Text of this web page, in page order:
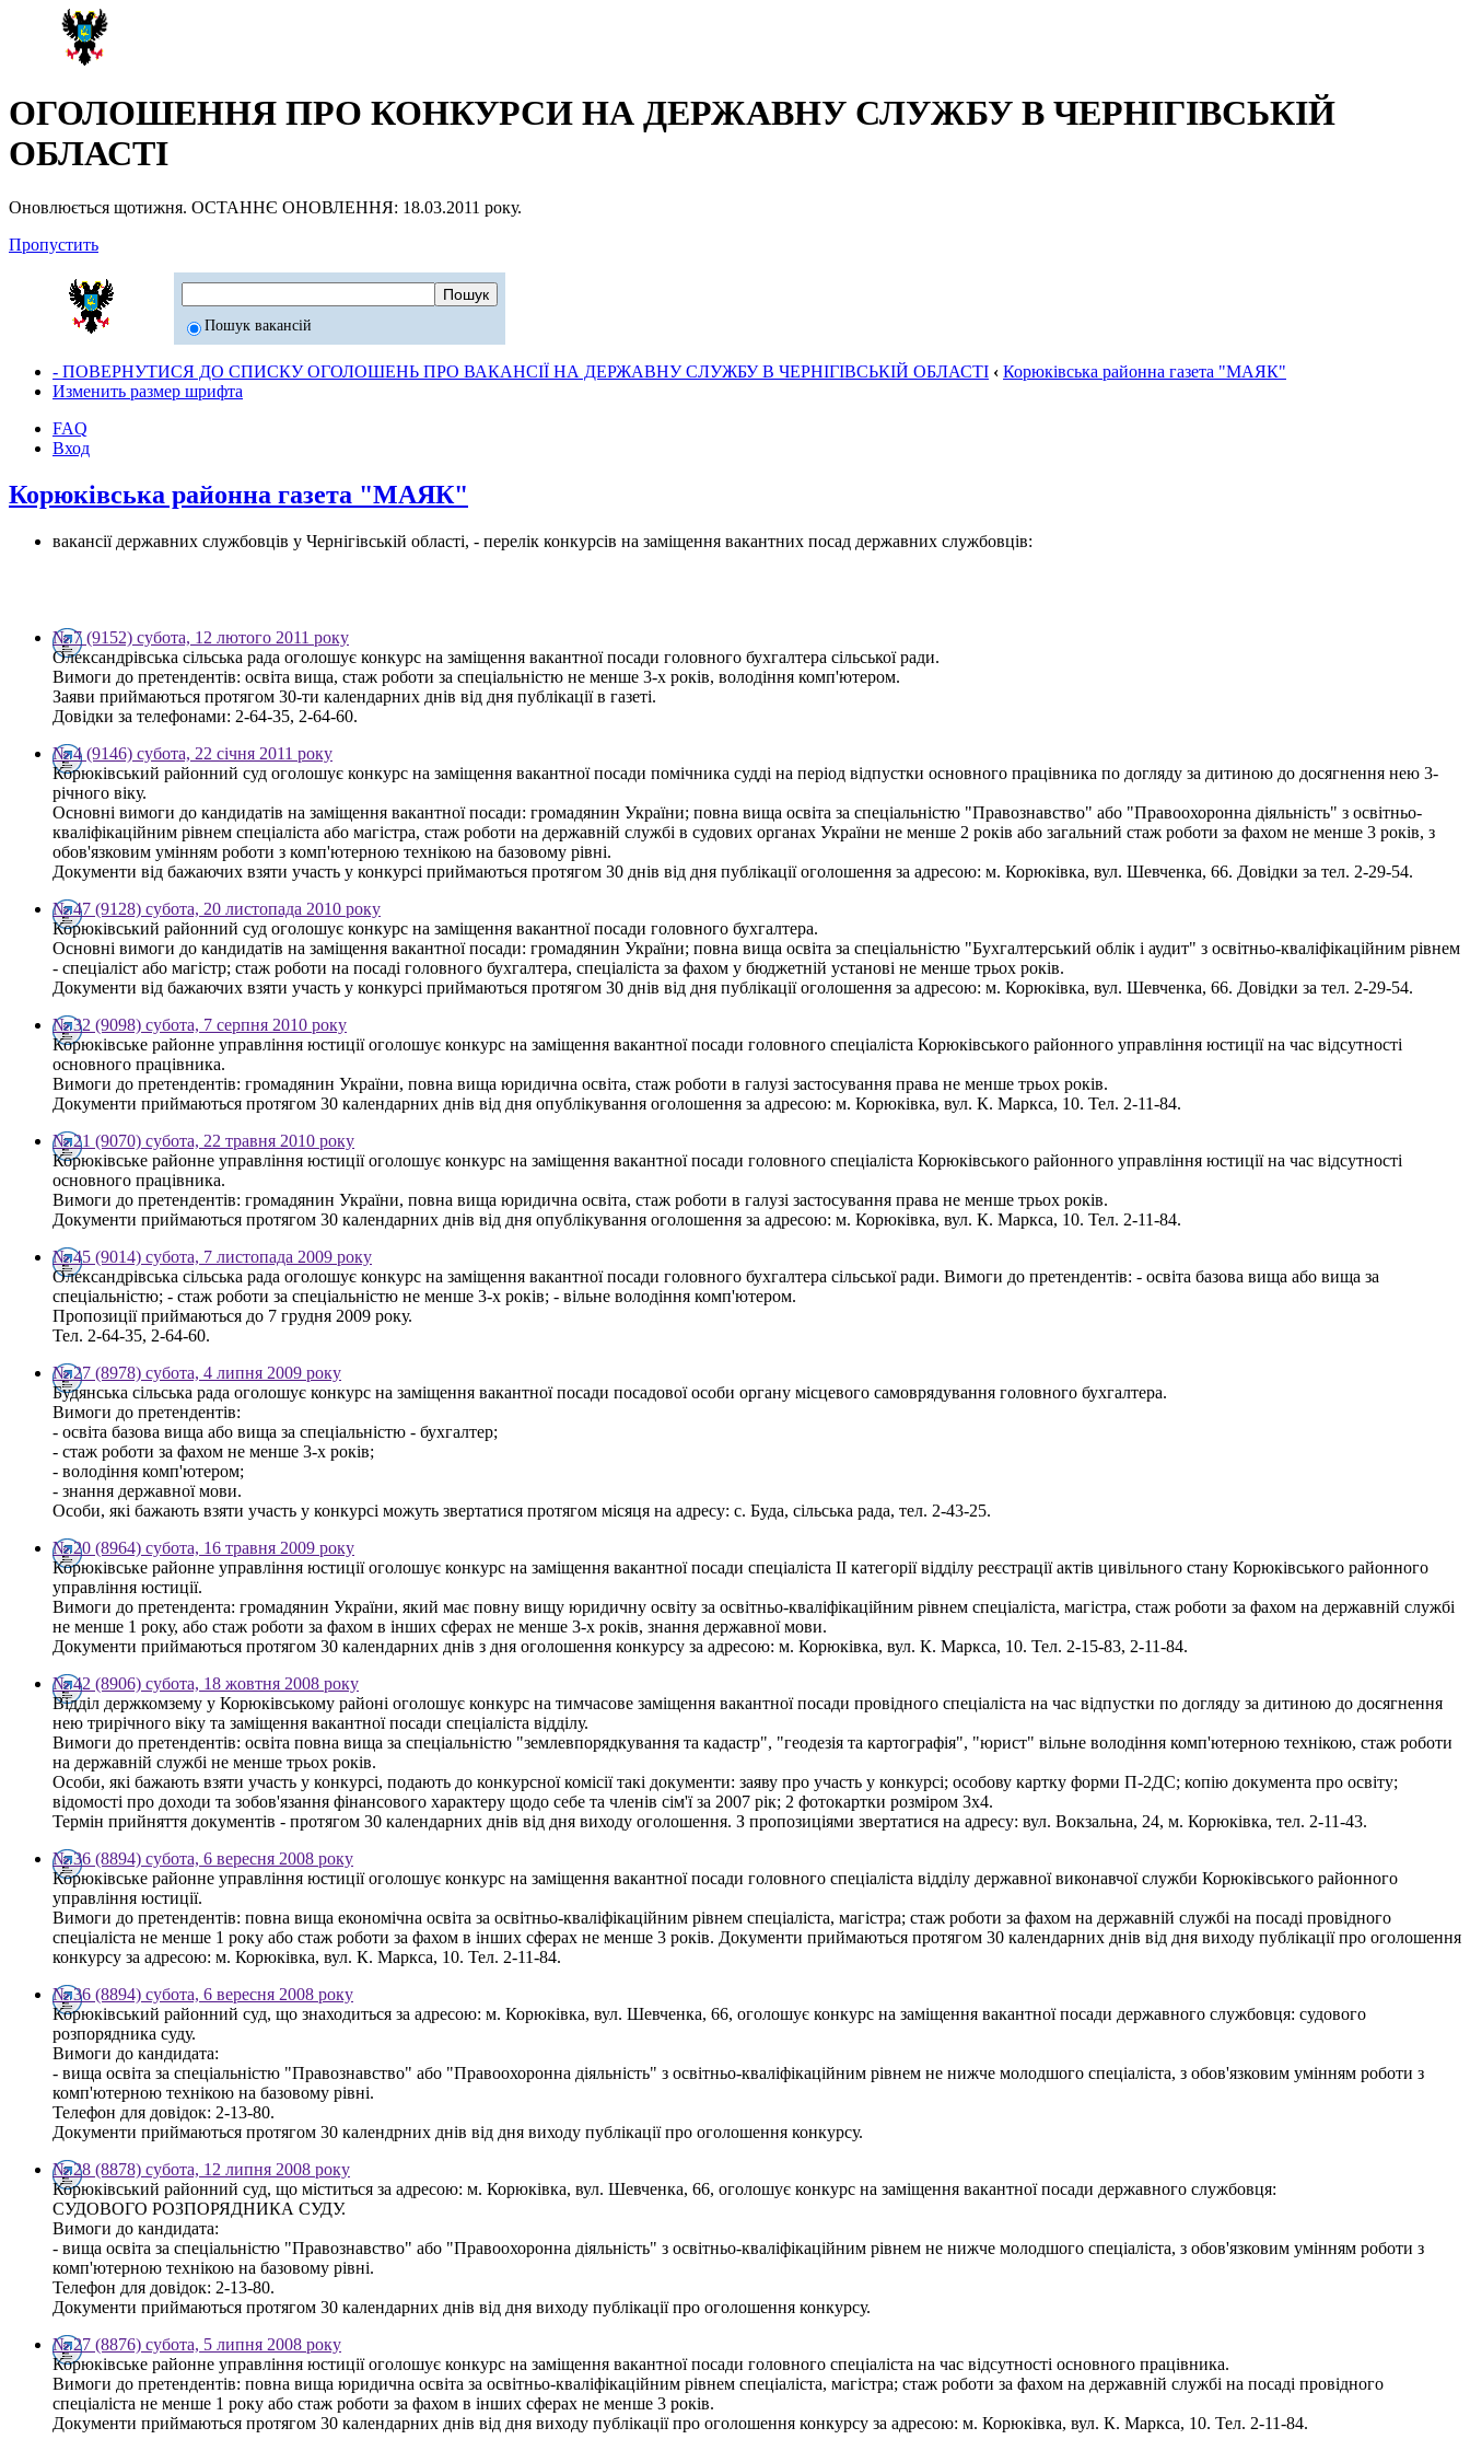
ОГОЛОШЕННЯ ПРО КОНКУРСИ НА ДЕРЖАВНУ СЛУЖБУ В ЧЕРНІГІВСЬКІЙ
ОБЛАСТІ
Оновлюється щотижня. ОСТАННЄ ОНОВЛЕННЯ: 18.03.2011 року.
Пропустить
Пошук вакансій
- ПОВЕРНУТИСЯ ДО СПИСКУ ОГОЛОШЕНЬ ПРО ВАКАНСІЇ НА ДЕРЖАВНУ СЛУЖБУ В ЧЕРНІГІВСЬКІЙ ОБЛАСТІ ‹ Корюківська районна газета "МАЯК"
Изменить размер шрифта
FAQ
Вход
Корюківська районна газета "МАЯК"
вакансії державних службовців у Чернігівській області, - перелік конкурсів на заміщення вакантних посад державних службовців:
№ 7 (9152) субота, 12 лютого 2011 року
Олександрівська сільська рада оголошує конкурс на заміщення вакантної посади головного бухгалтера сільської ради.
Вимоги до претендентів: освіта вища, стаж роботи за спеціальністю не менше 3-х років, володіння комп'ютером.
Заяви приймаються протягом 30-ти календарних днів від дня публікації в газеті.
Довідки за телефонами: 2-64-35, 2-64-60.
№ 4 (9146) субота, 22 січня 2011 року
Корюківський районний суд оголошує конкурс на заміщення вакантної посади помічника судді на період відпустки основного працівника по догляду за дитиною до досягнення нею 3-
річного віку.
Основні вимоги до кандидатів на заміщення вакантної посади: громадянин України; повна вища освіта за спеціальністю "Правознавство" або "Правоохоронна діяльність" з освітньо-
кваліфікаційним рівнем спеціаліста або магістра, стаж роботи на державній службі в судових органах України не менше 2 років або загальний стаж роботи за фахом не менше 3 років, з
обов'язковим умінням роботи з комп'ютерною технікою на базовому рівні.
Документи від бажаючих взяти участь у конкурсі приймаються протягом 30 днів від дня публікації оголошення за адресою: м. Корюківка, вул. Шевченка, 66. Довідки за тел. 2-29-54.
№ 47 (9128) субота, 20 листопада 2010 року
Корюківський районний суд оголошує конкурс на заміщення вакантної посади головного бухгалтера.
Основні вимоги до кандидатів на заміщення вакантної посади: громадянин України; повна вища освіта за спеціальністю "Бухгалтерський облік і аудит" з освітньо-кваліфікаційним рівнем
- спеціаліст або магістр; стаж роботи на посаді головного бухгалтера, спеціаліста за фахом у бюджетній установі не менше трьох років.
Документи від бажаючих взяти участь у конкурсі приймаються протягом 30 днів від дня публікації оголошення за адресою: м. Корюківка, вул. Шевченка, 66. Довідки за тел. 2-29-54.
№ 32 (9098) субота, 7 серпня 2010 року
Корюківське районне управління юстиції оголошує конкурс на заміщення вакантної посади головного спеціаліста Корюківського районного управління юстиції на час відсутності
основного працівника.
Вимоги до претендентів: громадянин України, повна вища юридична освіта, стаж роботи в галузі застосування права не менше трьох років.
Документи приймаються протягом 30 календарних днів від дня опублікування оголошення за адресою: м. Корюківка, вул. К. Маркса, 10. Тел. 2-11-84.
№ 21 (9070) субота, 22 травня 2010 року
Корюківське районне управління юстиції оголошує конкурс на заміщення вакантної посади головного спеціаліста Корюківського районного управління юстиції на час відсутності
основного працівника.
Вимоги до претендентів: громадянин України, повна вища юридична освіта, стаж роботи в галузі застосування права не менше трьох років.
Документи приймаються протягом 30 календарних днів від дня опублікування оголошення за адресою: м. Корюківка, вул. К. Маркса, 10. Тел. 2-11-84.
№ 45 (9014) субота, 7 листопада 2009 року
Олександрівська сільська рада оголошує конкурс на заміщення вакантної посади головного бухгалтера сільської ради. Вимоги до претендентів: - освіта базова вища або вища за
спеціальністю; - стаж роботи за спеціальністю не менше 3-х років; - вільне володіння комп'ютером.
Пропозиції приймаються до 7 грудня 2009 року.
Тел. 2-64-35, 2-64-60.
№ 27 (8978) субота, 4 липня 2009 року
Будянська сільська рада оголошує конкурс на заміщення вакантної посади посадової особи органу місцевого самоврядування головного бухгалтера.
Вимоги до претендентів:
- освіта базова вища або вища за спеціальністю - бухгалтер;
- стаж роботи за фахом не менше 3-х років;
- володіння комп'ютером;
- знання державної мови.
Особи, які бажають взяти участь у конкурсі можуть звертатися протягом місяця на адресу: с. Буда, сільська рада, тел. 2-43-25.
№ 20 (8964) субота, 16 травня 2009 року
Корюківське районне управління юстиції оголошує конкурс на заміщення вакантної посади спеціаліста ІІ категорії відділу реєстрації актів цивільного стану Корюківського районного
управління юстиції.
Вимоги до претендента: громадянин України, який має повну вищу юридичну освіту за освітньо-кваліфікаційним рівнем спеціаліста, магістра, стаж роботи за фахом на державній службі
не менше 1 року, або стаж роботи за фахом в інших сферах не менше 3-х років, знання державної мови.
Документи приймаються протягом 30 календарних днів з дня оголошення конкурсу за адресою: м. Корюківка, вул. К. Маркса, 10. Тел. 2-15-83, 2-11-84.
№ 42 (8906) субота, 18 жовтня 2008 року
Відділ держкомзему у Корюківському районі оголошує конкурс на тимчасове заміщення вакантної посади провідного спеціаліста на час відпустки по догляду за дитиною до досягнення
нею трирічного віку та заміщення вакантної посади спеціаліста відділу.
Вимоги до претендентів: освіта повна вища за спеціальністю "землевпорядкування та кадастр", "геодезія та картографія", "юрист" вільне володіння комп'ютерною технікою, стаж роботи
на державній службі не менше трьох років.
Особи, які бажають взяти участь у конкурсі, подають до конкурсної комісії такі документи: заяву про участь у конкурсі; особову картку форми П-2ДС; копію документа про освіту;
відомості про доходи та зобов'язання фінансового характеру щодо себе та членів сім'ї за 2007 рік; 2 фотокартки розміром 3х4.
Термін прийняття документів - протягом 30 календарних днів від дня виходу оголошення. З пропозиціями звертатися на адресу: вул. Вокзальна, 24, м. Корюківка, тел. 2-11-43.
№ 36 (8894) субота, 6 вересня 2008 року
Корюківське районне управління юстиції оголошує конкурс на заміщення вакантної посади головного спеціаліста відділу державної виконавчої служби Корюківського районного
управління юстиції.
Вимоги до претендентів: повна вища економічна освіта за освітньо-кваліфікаційним рівнем спеціаліста, магістра; стаж роботи за фахом на державній службі на посаді провідного
спеціаліста не менше 1 року або стаж роботи за фахом в інших сферах не менше 3 років. Документи приймаються протягом 30 календарних днів від дня виходу публікації про оголошення
конкурсу за адресою: м. Корюківка, вул. К. Маркса, 10. Тел. 2-11-84.
№ 36 (8894) субота, 6 вересня 2008 року
Корюківський районний суд, що знаходиться за адресою: м. Корюківка, вул. Шевченка, 66, оголошує конкурс на заміщення вакантної посади державного службовця: судового
розпорядника суду.
Вимоги до кандидата:
- вища освіта за спеціальністю "Правознавство" або "Правоохоронна діяльність" з освітньо-кваліфікаційним рівнем не нижче молодшого спеціаліста, з обов'язковим умінням роботи з
комп'ютерною технікою на базовому рівні.
Телефон для довідок: 2-13-80.
Документи приймаються протягом 30 календрних днів від дня виходу публікації про оголошення конкурсу.
№ 28 (8878) субота, 12 липня 2008 року
Корюківський районний суд, що міститься за адресою: м. Корюківка, вул. Шевченка, 66, оголошує конкурс на заміщення вакантної посади державного службовця:
СУДОВОГО РОЗПОРЯДНИКА СУДУ.
Вимоги до кандидата:
- вища освіта за спеціальністю "Правознавство" або "Правоохоронна діяльність" з освітньо-кваліфікаційним рівнем не нижче молодшого спеціаліста, з обов'язковим умінням роботи з
комп'ютерною технікою на базовому рівні.
Телефон для довідок: 2-13-80.
Документи приймаються протягом 30 календарних днів від дня виходу публікації про оголошення конкурсу.
№ 27 (8876) субота, 5 липня 2008 року
Корюківське районне управління юстиції оголошує конкурс на заміщення вакантної посади головного спеціаліста на час відсутності основного працівника.
Вимоги до претендентів: повна вища юридична освіта за освітньо-кваліфікаційним рівнем спеціаліста, магістра; стаж роботи за фахом на державній службі на посаді провідного
спеціаліста не менше 1 року або стаж роботи за фахом в інших сферах не менше 3 років.
Документи приймаються протягом 30 календарних днів від дня виходу публікації про оголошення конкурсу за адресою: м. Корюківка, вул. К. Маркса, 10. Тел. 2-11-84.